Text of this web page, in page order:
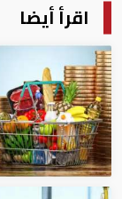
اقرأ أيضا